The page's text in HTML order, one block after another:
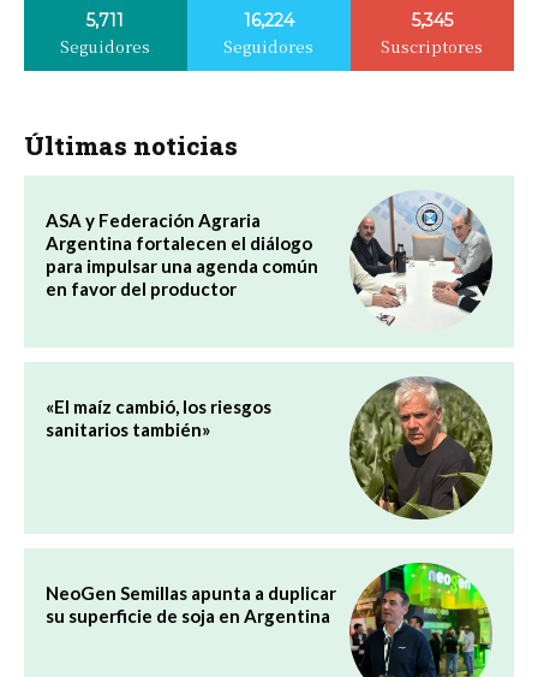
5,711
Seguidores
16,224
Seguidores
5,345
Suscriptores
Últimas noticias
ASA y Federación Agraria
Argentina fortalecen el diálogo
para impulsar una agenda común
en favor del productor
«El maíz cambió, los riesgos
sanitarios también»
NeoGen Semillas apunta a duplicar
su superficie de soja en Argentina